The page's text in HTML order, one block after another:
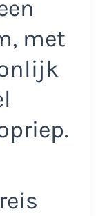
met